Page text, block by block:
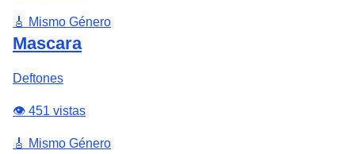
🎸 Mismo Género
Mascara
Deftones
👁️ 451 vistas
🎸 Mismo Género